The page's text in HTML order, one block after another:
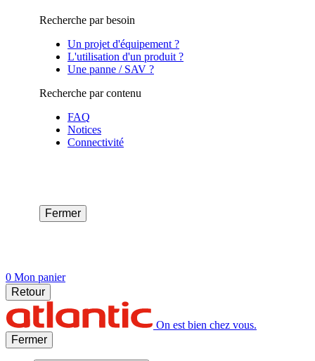
Recherche par besoin
Un projet d'équipement ?
L'utilisation d'un produit ?
Une panne / SAV ?
Recherche par contenu
FAQ
Notices
Connectivité
Fermer
0 Mon panier
Retour
On est bien chez vous.
Fermer